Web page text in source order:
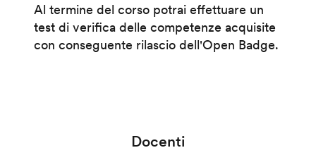
Al termine del corso potrai effettuare un
test di verifica delle competenze acquisite
con conseguente rilascio dell'Open Badge.
Docenti